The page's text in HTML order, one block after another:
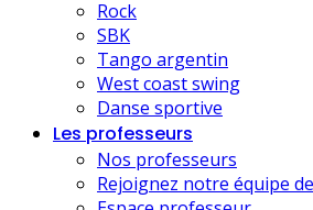
Rock
SBK
Tango argentin
West coast swing
Danse sportive
Les professeurs
Nos professeurs
Rejoignez notre équipe